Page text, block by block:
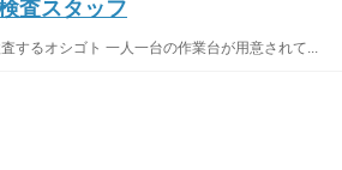
査スタッフ
するオシゴト 一人一台の作業台が用意されて...